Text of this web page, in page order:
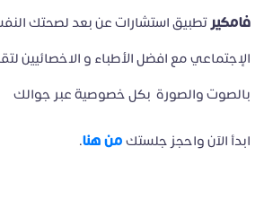
فامكير تطبيق استشارات عن بعد لصحتك
الإجتماعي مع افضل الأطباء و الاخصائيين
بالصوت والصورة بكل خصوصية عبر جوالك
ابدأ الآن واحجز جلستك من هنا.